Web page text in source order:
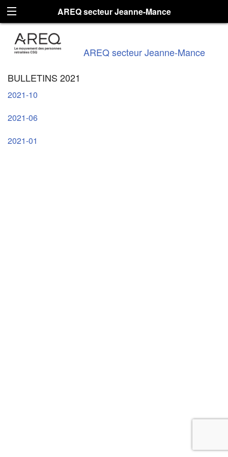
AREQ secteur Jeanne-Mance
AREQ secteur Jeanne-Mance
BULLETINS 2021
2021-10
2021-06
2021-01